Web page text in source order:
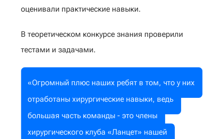
оценивали практические навыки.
В теоретическом конкурсе знания проверили
тестами и задачами.
«Огромный плюс наших ребят в том, что у них
отработаны хирургические навыки, ведь
большая часть команды - это члены
хирургического клуба «Ланцет» нашей